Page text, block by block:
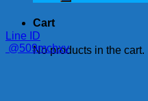
Cart
No products in the cart.
Line ID
@509mchxv